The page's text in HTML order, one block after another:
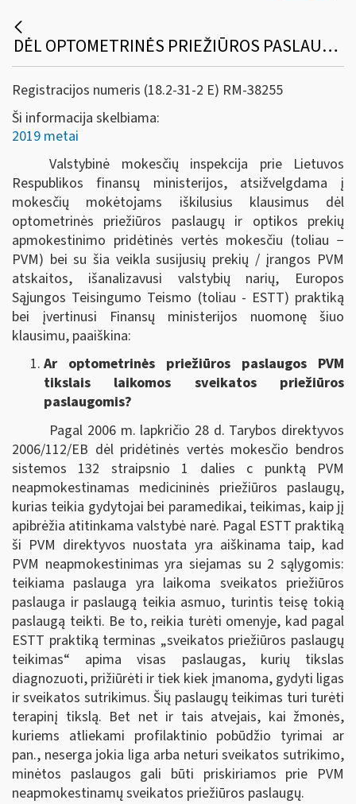
DĖL OPTOMETRINĖS PRIEŽIŪROS PASLAUGŲ IR OPTIKOS PREKIŲ APMOKESTINIMO PRIDĖTINĖS VERTĖS MOKESČIU BEI PRIDĖTINĖS VERTĖS MOKESČIO ATSKAITOS
Registracijos numeris (18.2-31-2 E) RM-38255
Ši informacija skelbiama:
2019 metai
Valstybinė mokesčių inspekcija prie Lietuvos
Respublikos finansų ministerijos, atsižvelgdama į
mokesčių mokėtojams iškilusius klausimus dėl
optometrinės priežiūros paslaugų ir optikos prekių
apmokestinimo pridėtinės vertės mokesčiu (toliau −
PVM) bei su šia veikla susijusių prekių / įrangos PVM
atskaitos, išanalizavusi valstybių narių, Europos
Sąjungos Teisingumo Teismo (toliau - ESTT) praktiką
bei įvertinusi Finansų ministerijos nuomonę šiuo
klausimu, paaiškina:
Ar optometrinės priežiūros paslaugos PVM
tikslais laikomos sveikatos priežiūros
paslaugomis?
Pagal 2006 m. lapkričio 28 d. Tarybos direktyvos
2006/112/EB dėl pridėtinės vertės mokesčio bendros
sistemos 132 straipsnio 1 dalies c punktą PVM
neapmokestinamas medicininės priežiūros paslaugų,
kurias teikia gydytojai bei paramedikai, teikimas, kaip jį
apibrėžia atitinkama valstybė narė. Pagal ESTT praktiką
ši PVM direktyvos nuostata yra aiškinama taip, kad
PVM neapmokestinimas yra siejamas su 2 sąlygomis:
teikiama paslauga yra laikoma sveikatos priežiūros
paslauga ir paslaugą teikia asmuo, turintis teisę tokią
paslaugą teikti. Be to, reikia turėti omenyje, kad pagal
ESTT praktiką terminas „sveikatos priežiūros paslaugų
teikimas“ apima visas paslaugas, kurių tikslas
diagnozuoti, prižiūrėti ir tiek kiek įmanoma, gydyti ligas
ir sveikatos sutrikimus. Šių paslaugų teikimas turi turėti
terapinį tikslą. Bet net ir tais atvejais, kai žmonės,
kuriems atliekami profilaktinio pobūdžio tyrimai ar
pan., neserga jokia liga arba neturi sveikatos sutrikimo,
minėtos paslaugos gali būti priskiriamos prie PVM
neapmokestinamų sveikatos priežiūros paslaugų.